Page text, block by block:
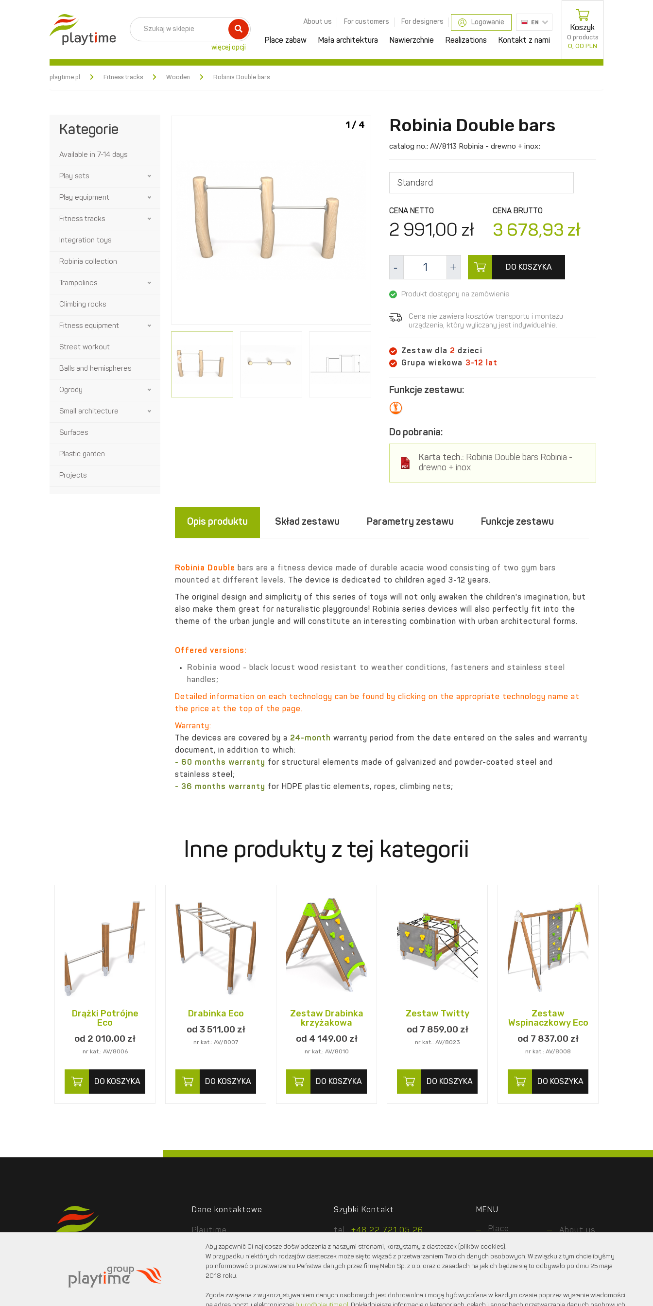
więcej opcji
About us For customers For designers Logowanie EN
Place zabaw Mała architektura Nawierzchnie Realizations Kontakt z nami
Koszyk
0 products
0, 00 PLN
playtime.pl Fitness tracks Wooden Robinia Double bars
Kategorie
Available in 7-14 days
Play sets
Play equipment
Fitness tracks
Integration toys
Robinia collection
Trampolines
Climbing rocks
Fitness equipment
Street workout
Balls and hemispheres
Ogrody
Small architecture
Surfaces
Plastic garden
Projects
1 / 4 Robinia Double bars
catalog no.: AV/8113 Robinia - drewno + inox;
Standard
CENA NETTO
2 991,00 zł
CENA BRUTTO
3 678,93 zł
DO KOSZYKA
Produkt dostępny na zamówienie
Cena nie zawiera kosztów transportu i montażu
urządzenia, który wyliczany jest indywidualnie.
Zestaw dla 2 dzieci
Grupa wiekowa 3-12 lat
Funkcje zestawu:
Do pobrania:
Karta tech.: Robinia Double bars Robinia -
drewno + inox
Opis produktu Skład zestawu Parametry zestawu Funkcje zestawu
Robinia Double bars are a fitness device made of durable acacia wood consisting of two gym bars
mounted at different levels.
The device is dedicated to children aged 3-12 years.
The original design and simplicity of this series of toys will not only awaken the children's imagination, but
also make them great for naturalistic playgrounds! Robinia series devices will also perfectly fit into the
theme of the urban jungle and will constitute an interesting combination with urban architectural forms.
Offered versions:
Robinia wood - black locust wood resistant to weather conditions, fasteners and stainless steel
handles;
Detailed information on each technology can be found by clicking on the appropriate technology name at
the price at the top of the page.
Warranty:
The devices are covered by a 24-month warranty period from the date entered on the sales and warranty
document, in addition to which:
- 60 months warranty for structural elements made of galvanized and powder-coated steel and
stainless steel;
- 36 months warranty for HDPE plastic elements, ropes, climbing nets;
Inne produkty z tej kategorii
Drążki Potrójne
Eco
od 2 010,00 zł
nr kat.: AV/8006
DO KOSZYKA
Drabinka Eco
od 3 511,00 zł
nr kat.: AV/8007
DO KOSZYKA
Zestaw Drabinka
krzyżakowa
od 4 149,00 zł
nr kat.: AV/8010
DO KOSZYKA
Zestaw Twitty
od 7 859,00 zł
nr kat.: AV/8023
DO KOSZYKA
Zestaw
Wspinaczkowy Eco
od 7 837,00 zł
nr kat.: AV/8008
DO KOSZYKA
Dane kontaktowe
Playtime
ul. Pocztowa 1 lok. 6
05-082 Stare Babice
Szybki Kontakt
tel.:+48 22 721 05 26
+48 604 360 707
e-mail:biuro@playtime.pl
MENU
Place
Ogrody
Nawierzchnie
nami
About us
For
designers
Aby zapewnić Ci najlepsze doświadczenia z naszymi stronami, korzystamy z ciasteczek (plików cookies).
W przypadku niektórych rodzajów ciasteczek może się to wiązać z przetwarzaniem Twoich danych osobowych. W związku z tym chcielibyśmy
poinformować o przetwarzaniu Państwa danych przez firmę Nebri Sp. z o.o. oraz o zasadach na jakich będzie się to odbywało po dniu 25 maja
2018 roku.
Zgoda związana z wykorzystywaniem danych osobowych jest dobrowolna i mogą być wycofana w każdym czasie poprzez wysłanie wiadomości